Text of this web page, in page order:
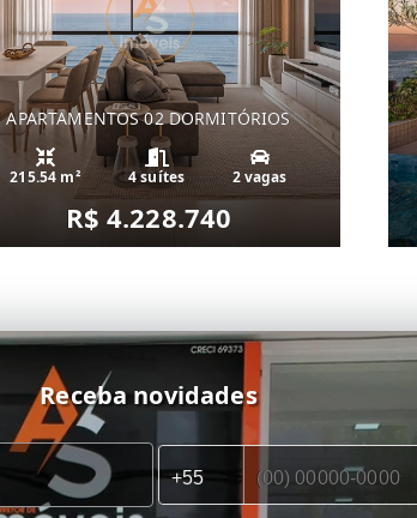
APARTAMENTOS 02 DORMITÓRIOS
215.54 m² 4 suítes 2 vagas
R$ 4.228.740
Receba novidades